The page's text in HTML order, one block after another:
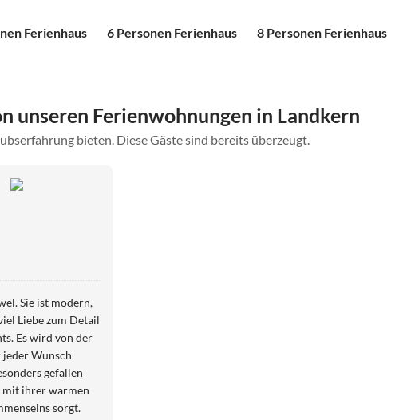
Ferienhaus 6 Personen Ferienhaus 8 Personen Ferienhaus
unseren Ferienwohnungen in Landkern
bieten. Diese Gäste sind bereits überzeugt.
Sie ist modern,
Liebe zum Detail
Es wird von der
Wunsch
mit ihrer warmen
sorgt.